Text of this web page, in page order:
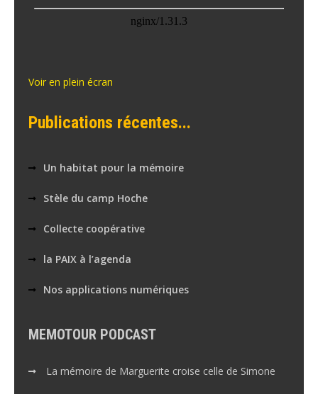
Voir en plein écran
Publications récentes...
Un habitat pour la mémoire
Stèle du camp Hoche
Collecte coopérative
la PAIX à l’agenda
Nos applications numériques
MEMOTOUR PODCAST
La mémoire de Marguerite croise celle de Simone